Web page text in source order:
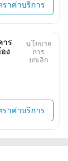
ราค่าบริการ
าร
ง
นโยบาย
การ
ยกเลิก
ราค่าบริการ